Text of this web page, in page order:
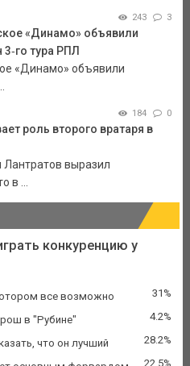
243 3
«Динамо» объявили
тура РПЛ
«Динамо» объявили
184 0
роль второго вратаря в
Лантратов выразил
в ...
конкуренцию у
все возможно 31%
в "Рубине" 4.2%
что он лучший 28.2%
22.5%